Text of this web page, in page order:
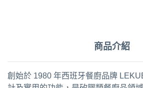
商品介紹
創始於 1980 年西班牙餐廚品牌